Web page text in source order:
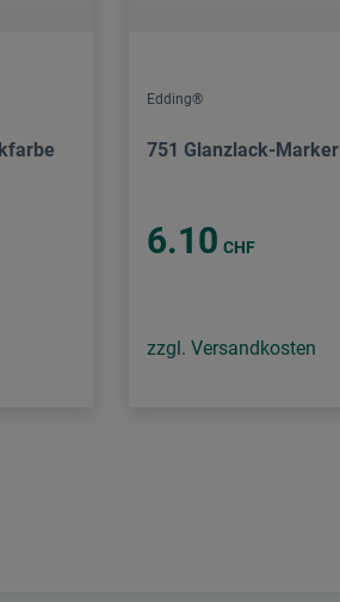
Edding®
751 Glanzlack-Marker
6.10 CHF
zzgl. Versandkosten